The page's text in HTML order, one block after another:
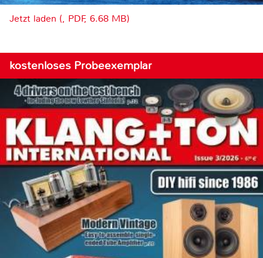
Jetzt laden (, PDF, 6.68 MB)
kostenloses Probeexemplar